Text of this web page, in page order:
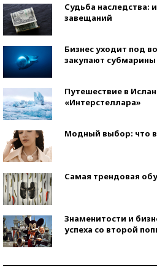
Судьба наследства:
завещаний
Бизнес уходит под
закупают субмарины
Путешествие в
«Интерстеллара»
Модный выбор: что
Самая трендовая
Знаменитости и
успеха со второй